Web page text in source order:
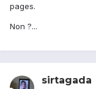
pages.
Non ?...
sirtagada